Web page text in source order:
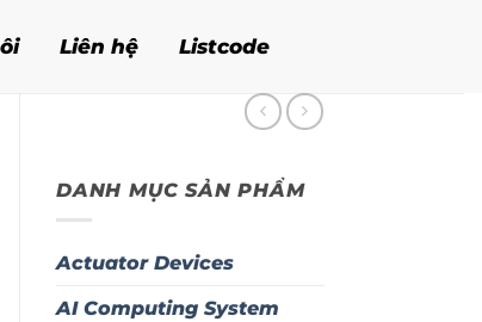
Liên hệ Listcode
DANH MỤC SẢN PHẨM
Actuator Devices
AI Computing System